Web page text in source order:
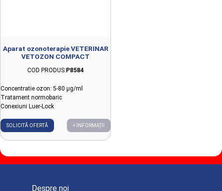
Aparat ozonoterapie VETERINAR
VETOZON COMPACT
COD PRODUS: P8584
Concentratie ozon: 5-80 µg/ml
Tratament normobaric
Conexiuni Luer-Lock
SOLICITĂ OFERTĂ + INFORMAȚII
Despre noi